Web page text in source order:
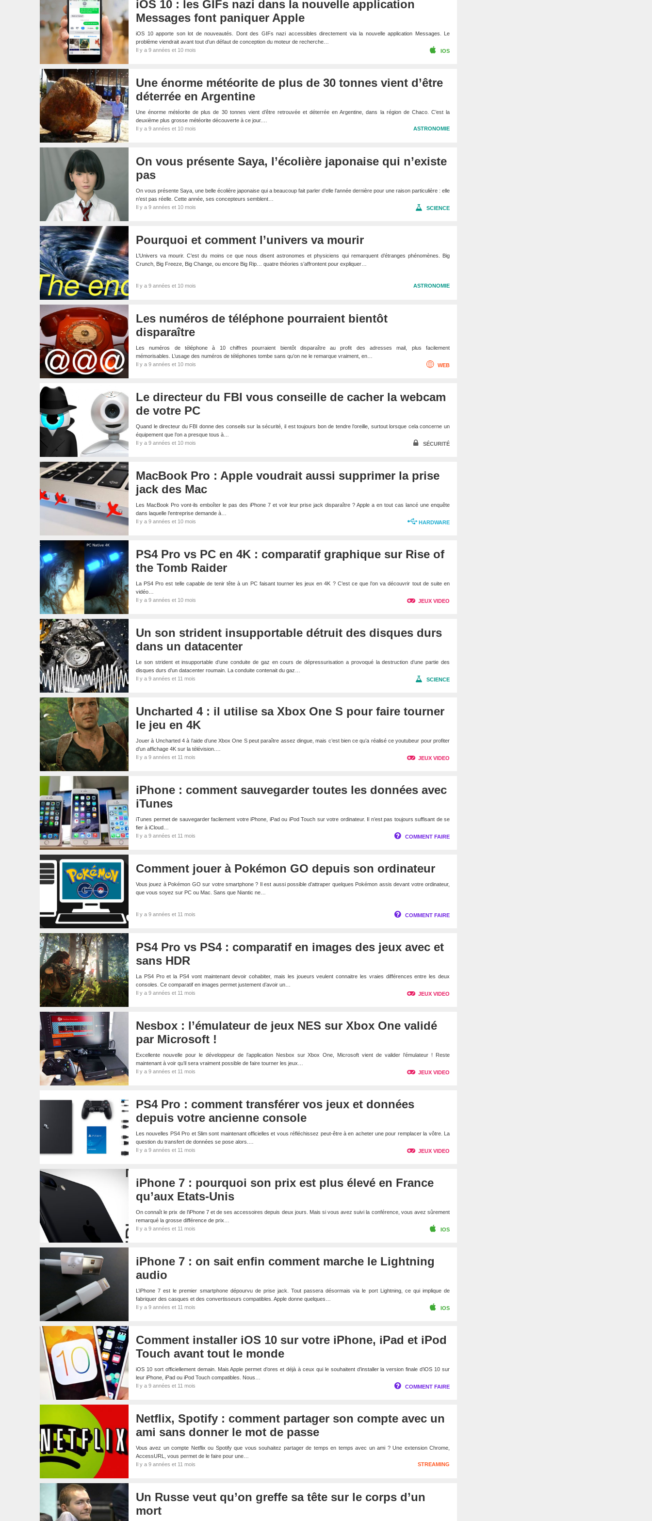
iOS 10 : les GIFs nazi dans la nouvelle application
Messages font paniquer Apple
iOS 10 apporte son lot de nouveautés. Dont des GIFs nazi accessibles directement via la nouvelle application Messages. Le
problème viendrait avant tout d’un défaut de conception du moteur de recherche…
Il y a 9 années et 10 mois
IOS
Une énorme météorite de plus de 30 tonnes vient d’être
déterrée en Argentine
Une énorme météorite de plus de 30 tonnes vient d’être retrouvée et déterrée en Argentine, dans la région de Chaco. C’est la
deuxième plus grosse météorite découverte à ce jour.…
Il y a 9 années et 10 mois
ASTRONOMIE
On vous présente Saya, l’écolière japonaise qui n’existe
pas
On vous présente Saya, une belle écolière japonaise qui a beaucoup fait parler d’elle l’année dernière pour une raison particulière : elle
n’est pas réelle. Cette année, ses concepteurs semblent…
Il y a 9 années et 10 mois
SCIENCE
Pourquoi et comment l’univers va mourir
L’Univers va mourir. C’est du moins ce que nous disent astronomes et physiciens qui remarquent d’étranges phénomènes. Big
Crunch, Big Freeze, Big Change, ou encore Big Rip… quatre théories s’affrontent pour expliquer…
Il y a 9 années et 10 mois ASTRONOMIE
Les numéros de téléphone pourraient bientôt
disparaître
Les numéros de téléphone à 10 chiffres pourraient bientôt disparaître au profit des adresses mail, plus facilement
mémorisables. L’usage des numéros de téléphones tombe sans qu’on ne le remarque vraiment, en…
Il y a 9 années et 10 mois
WEB
Le directeur du FBI vous conseille de cacher la webcam
de votre PC
Quand le directeur du FBI donne des conseils sur la sécurité, il est toujours bon de tendre l’oreille, surtout lorsque cela concerne un
équipement que l’on a presque tous à…
Il y a 9 années et 10 mois
SÉCURITÉ
MacBook Pro : Apple voudrait aussi supprimer la prise
jack des Mac
Les MacBook Pro vont-ils emboîter le pas des iPhone 7 et voir leur prise jack disparaître ? Apple a en tout cas lancé une enquête
dans laquelle l’entreprise demande à…
Il y a 9 années et 10 mois
HARDWARE
PS4 Pro vs PC en 4K : comparatif graphique sur Rise of
the Tomb Raider
La PS4 Pro est telle capable de tenir tête à un PC faisant tourner les jeux en 4K ? C’est ce que l’on va découvrir tout de suite en
vidéo…
Il y a 9 années et 10 mois
JEUX VIDEO
Un son strident insupportable détruit des disques durs
dans un datacenter
Le son strident et insupportable d’une conduite de gaz en cours de dépressurisation a provoqué la destruction d’une partie des
disques durs d’un datacenter roumain. La conduite contenait du gaz…
Il y a 9 années et 11 mois
SCIENCE
Uncharted 4 : il utilise sa Xbox One S pour faire tourner
le jeu en 4K
Jouer à Uncharted 4 à l’aide d’une Xbox One S peut paraître assez dingue, mais c’est bien ce qu’a réalisé ce youtubeur pour profiter
d’un affichage 4K sur la télévision.…
Il y a 9 années et 11 mois
JEUX VIDEO
iPhone : comment sauvegarder toutes les données avec
iTunes
iTunes permet de sauvegarder facilement votre iPhone, iPad ou iPod Touch sur votre ordinateur. Il n’est pas toujours suffisant de se
fier à iCloud…
Il y a 9 années et 11 mois
COMMENT FAIRE
Comment jouer à Pokémon GO depuis son ordinateur
Vous jouez à Pokémon GO sur votre smartphone ? Il est aussi possible d’attraper quelques Pokémon assis devant votre ordinateur,
que vous soyez sur PC ou Mac. Sans que Niantic ne…
Il y a 9 années et 11 mois COMMENT FAIRE
PS4 Pro vs PS4 : comparatif en images des jeux avec et
sans HDR
La PS4 Pro et la PS4 vont maintenant devoir cohabiter, mais les joueurs veulent connaitre les vraies différences entre les deux
consoles. Ce comparatif en images permet justement d’avoir un…
Il y a 9 années et 11 mois
JEUX VIDEO
Nesbox : l’émulateur de jeux NES sur Xbox One validé
par Microsoft !
Excellente nouvelle pour le développeur de l’application Nesbox sur Xbox One, Microsoft vient de valider l’émulateur ! Reste
maintenant à voir qu’il sera vraiment possible de faire tourner les jeux…
Il y a 9 années et 11 mois
JEUX VIDEO
PS4 Pro : comment transférer vos jeux et données
depuis votre ancienne console
Les nouvelles PS4 Pro et Slim sont maintenant officielles et vous réfléchissez peut-être à en acheter une pour remplacer la vôtre. La
question du transfert de données se pose alors.…
Il y a 9 années et 11 mois
JEUX VIDEO
iPhone 7 : pourquoi son prix est plus élevé en France
qu’aux Etats-Unis
On connaît le prix de l’iPhone 7 et de ses accessoires depuis deux jours. Mais si vous avez suivi la conférence, vous avez sûrement
remarqué la grosse différence de prix…
Il y a 9 années et 11 mois
IOS
iPhone 7 : on sait enfin comment marche le Lightning
audio
L’iPhone 7 est le premier smartphone dépourvu de prise jack. Tout passera désormais via le port Lightning, ce qui implique de
fabriquer des casques et des convertisseurs compatibles. Apple donne quelques…
Il y a 9 années et 11 mois
IOS
Comment installer iOS 10 sur votre iPhone, iPad et iPod
Touch avant tout le monde
iOS 10 sort officiellement demain. Mais Apple permet d’ores et déjà à ceux qui le souhaitent d’installer la version finale d’iOS 10 sur
leur iPhone, iPad ou iPod Touch compatibles. Nous…
Il y a 9 années et 11 mois
COMMENT FAIRE
Netflix, Spotify : comment partager son compte avec un
ami sans donner le mot de passe
Vous avez un compte Netflix ou Spotify que vous souhaitez partager de temps en temps avec un ami ? Une extension Chrome,
AccessURL, vous permet de le faire pour une…
Il y a 9 années et 11 mois
STREAMING
Un Russe veut qu’on greffe sa tête sur le corps d’un
mort